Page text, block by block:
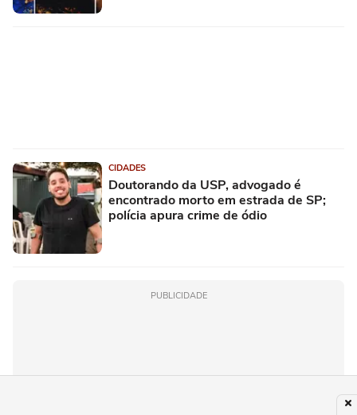
CIDADES
Doutorando da USP, advogado é
encontrado morto em estrada de SP;
polícia apura crime de ódio
PUBLICIDADE